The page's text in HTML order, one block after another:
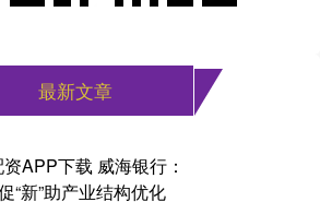
最新文章
APP下载 威海银行：
“新”助产业结构优化